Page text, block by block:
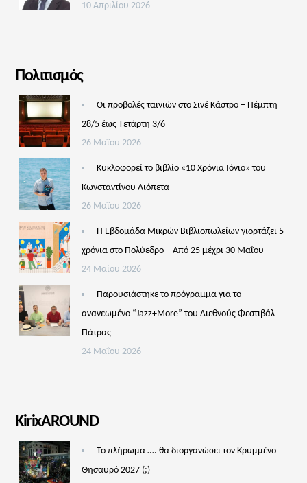
10 Απριλίου 2026
Πολιτισμός
Οι προβολές ταινιών στο Σινέ Κάστρο – Πέμπτη
28/5 έως Τετάρτη 3/6
26 Μαΐου 2026
Κυκλοφορεί το βιβλίο «10 Χρόνια Ιόνιο» του
Κωνσταντίνου Λιόπετα
26 Μαΐου 2026
Η Εβδομάδα Μικρών Βιβλιοπωλείων γιορτάζει 5
χρόνια στο Πολύεδρο – Από 25 μέχρι 30 Μαΐου
24 Μαΐου 2026
Παρουσιάστηκε το πρόγραμμα για το
ανανεωμένο “Jazz+More” του Διεθνούς Φεστιβάλ
Πάτρας
24 Μαΐου 2026
KirixAROUND
Το πλήρωμα …. θα διοργανώσει τον Κρυμμένο
Θησαυρό 2027 (;)